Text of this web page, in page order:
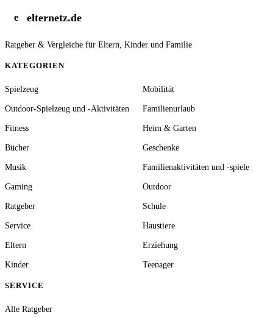
e elternetz.de
Ratgeber & Vergleiche für Eltern, Kinder und Familie
KATEGORIEN
Spielzeug Mobilität
Outdoor-Spielzeug und -Aktivitäten Familienurlaub
Fitness Heim & Garten
Bücher Geschenke
Musik Familienaktivitäten und -spiele
Gaming Outdoor
Ratgeber Schule
Service Haustiere
Eltern Erziehung
Kinder Teenager
SERVICE
Alle Ratgeber